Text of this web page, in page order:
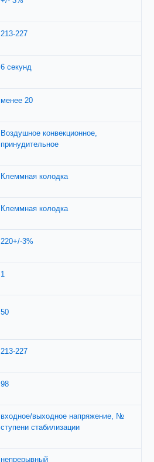
213-227
6 секунд
менее 20
Воздушное конвекционное,
принудительное
Клеммная колодка
Клеммная колодка
220+/-3%
1
50
213-227
98
входное/выходное напряжение, №
ступени стабилизации
непрерывный